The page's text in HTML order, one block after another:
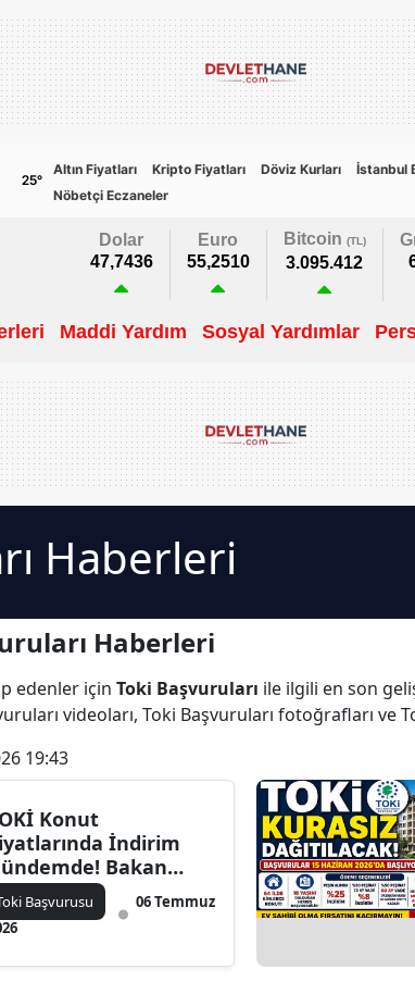
25°
Altın Fiyatları Kripto Fiyatları Döviz Kurları İstanbul
Nöbetçi Eczaneler
Dolar
47,7436
Euro
55,2510
Bitcoin (TL)
3.095.412
Maddi Yardım Sosyal Yardımlar
Haberleri
Haberleri
edenler için Toki Başvuruları ile ilgili en son
videoları, Toki Başvuruları fotoğrafları ve
19:43
Konut
İndirim
Bakan
Kurum'dan Ev
Olmak
Yeni
Başvurusu
06 Temmuz